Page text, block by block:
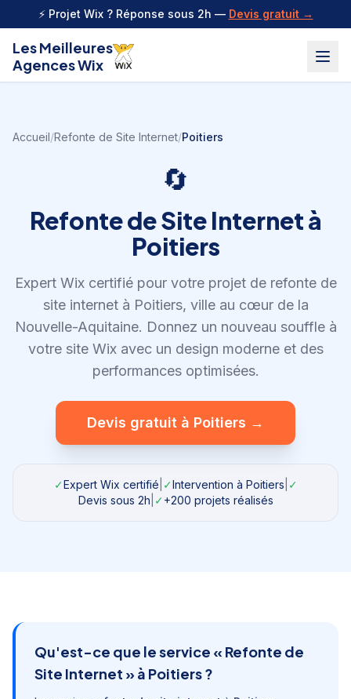
Aller au contenu
⚡ Projet Wix ? Réponse sous 2h — Devis gratuit →
Les Meilleures
Agences Wix
Accueil/Refonte de Site Internet/Poitiers
🔄
Refonte de Site Internetà
Poitiers
Expert Wix certifié pour votre projet de refonte de
site internetà Poitiers, ville au cœur de la
Nouvelle-Aquitaine. Donnez un nouveau souffle à
votre site Wix avec un design moderne et des
performances optimisées.
Devis gratuit à Poitiers →
✓Expert Wix certifié ✓Intervention à Poitiers ✓
Devis sous 2h ✓+200 projets réalisés
Qu'est-ce que le service « Refonte de
Site Internet » à Poitiers?